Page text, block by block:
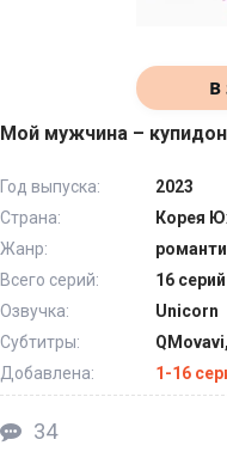
В
Мой мужчина –
Год выпуска:
2023
Страна:
Корея
Жанр:
Всего серий:
16
Озвучка:
Unicorn
Субтитры:
Добавлена:
1-16
34